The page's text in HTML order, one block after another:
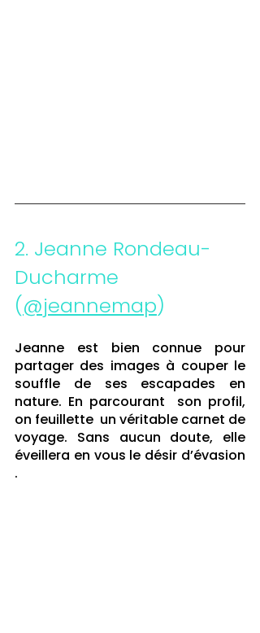
2. Jeanne Rondeau-
Ducharme
(@jeannemap)
Jeanne est bien connue pour
partager des images à couper le
souffle de ses escapades en
nature. En parcourant  son profil,
on feuillette  un véritable carnet de
voyage. Sans aucun doute, elle
éveillera en vous le désir d’évasion
.